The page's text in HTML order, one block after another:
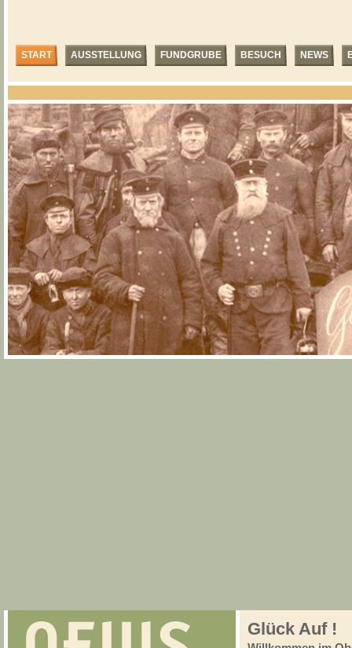
START AUSSTELLUNG FUNDGRUBE BESUCH NEWS
Glück Auf !